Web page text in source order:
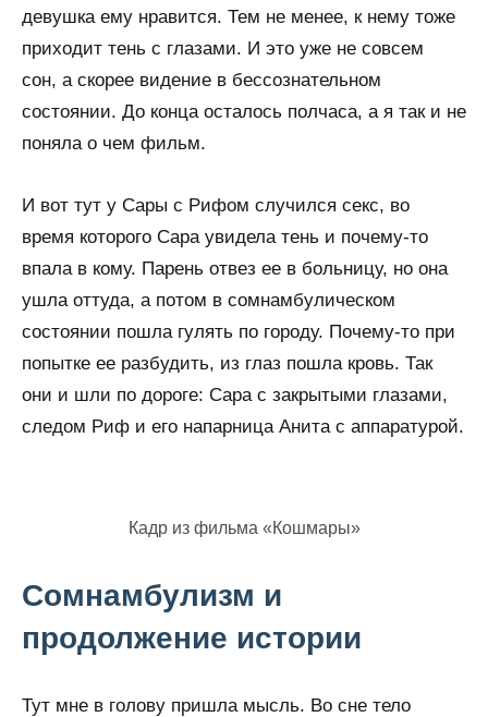
девушка ему нравится. Тем не менее, к нему тоже
приходит тень с глазами. И это уже не совсем
сон, а скорее видение в бессознательном
состоянии. До конца осталось полчаса, а я так и не
поняла о чем фильм.
И вот тут у Сары с Рифом случился секс, во
время которого Сара увидела тень и почему-то
впала в кому. Парень отвез ее в больницу, но она
ушла оттуда, а потом в сомнамбулическом
состоянии пошла гулять по городу. Почему-то при
попытке ее разбудить, из глаз пошла кровь. Так
они и шли по дороге: Сара с закрытыми глазами,
следом Риф и его напарница Анита с аппаратурой.
Кадр из фильма «Кошмары»
Сомнамбулизм и
продолжение истории
Тут мне в голову пришла мысль. Во сне тело